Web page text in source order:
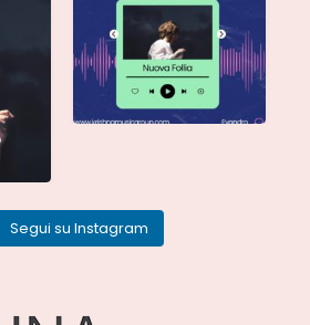
Segui su Instagram